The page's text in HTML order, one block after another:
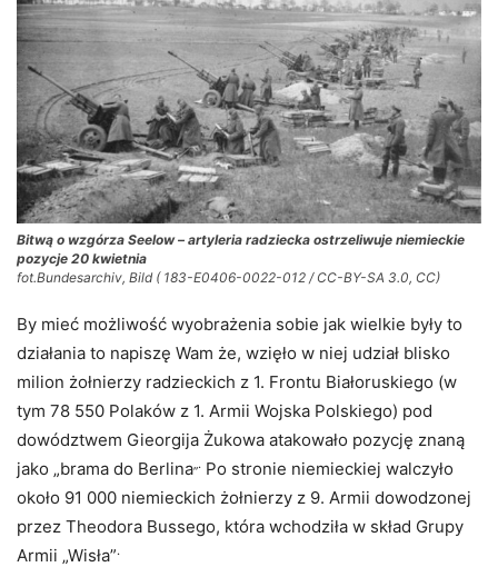
Bitwą o wzgórza Seelow – artyleria radziecka ostrzeliwuje niemieckie
pozycje 20 kwietnia
fot.Bundesarchiv, Bild ( 183-E0406-0022-012 / CC-BY-SA 3.0, CC)
By mieć możliwość wyobrażenia sobie jak wielkie były to
działania to napiszę Wam że, wzięło w niej udział blisko
milion żołnierzy radzieckich z 1. Frontu Białoruskiego (w
tym 78 550 Polaków z 1. Armii Wojska Polskiego) pod
dowództwem Gieorgija Żukowa atakowało pozycję znaną
jako „brama do Berlina„. Po stronie niemieckiej walczyło
około 91 000 niemieckich żołnierzy z 9. Armii dowodzonej
przez Theodora Bussego, która wchodziła w skład Grupy
Armii „Wisła”.